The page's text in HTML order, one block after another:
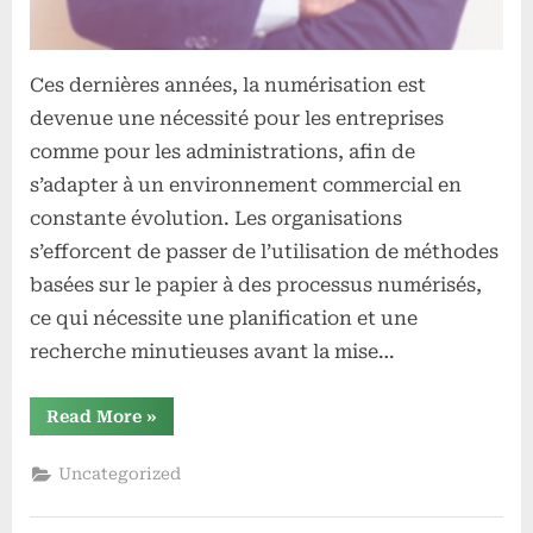
Ces dernières années, la numérisation est
devenue une nécessité pour les entreprises
comme pour les administrations, afin de
s’adapter à un environnement commercial en
constante évolution. Les organisations
s’efforcent de passer de l’utilisation de méthodes
basées sur le papier à des processus numérisés,
ce qui nécessite une planification et une
recherche minutieuses avant la mise…
Read More“Stéphane
Soh
« Exploiter
la
de
»
Uncategorized